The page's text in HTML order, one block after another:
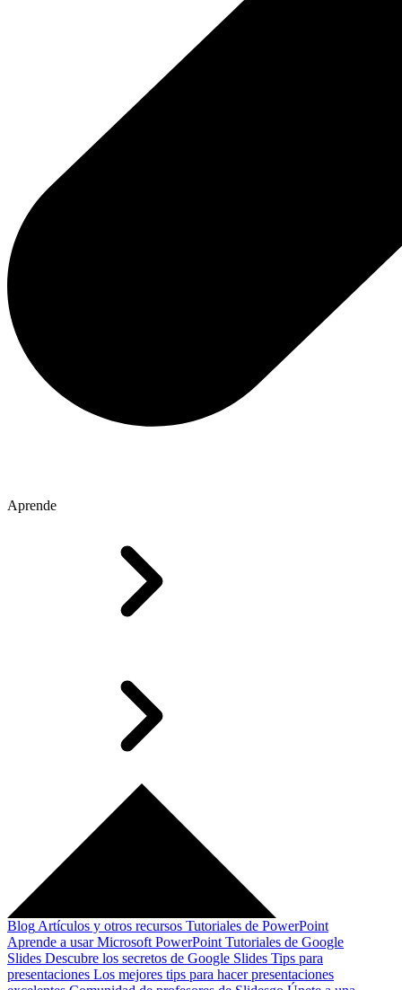
Aprende
Blog Artículos y otros recursos Tutoriales de PowerPoint
Aprende a usar Microsoft PowerPoint Tutoriales de Google
Slides Descubre los secretos de Google Slides Tips para
presentaciones Los mejores tips para hacer presentaciones